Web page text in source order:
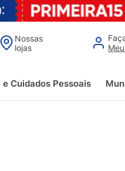
Nossas
lojas
e Cuidados Pessoais